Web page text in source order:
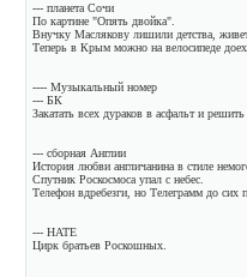
--- планета Сочи
По картине "Опять двойка".
Внучку Маслякову лишили детства,
Теперь в Крым можно на велосипеде
---- Музыкальный номер
--- БК
Закатать всех дураков в асфальт и
--- сборная Англии
История любви англичанина в стиле
Спутник Роскосмоса упал с небес.
Телефон вдребезги, но Телеграмм до сих
--- НАТЕ
Цирк братьев Роскошных.